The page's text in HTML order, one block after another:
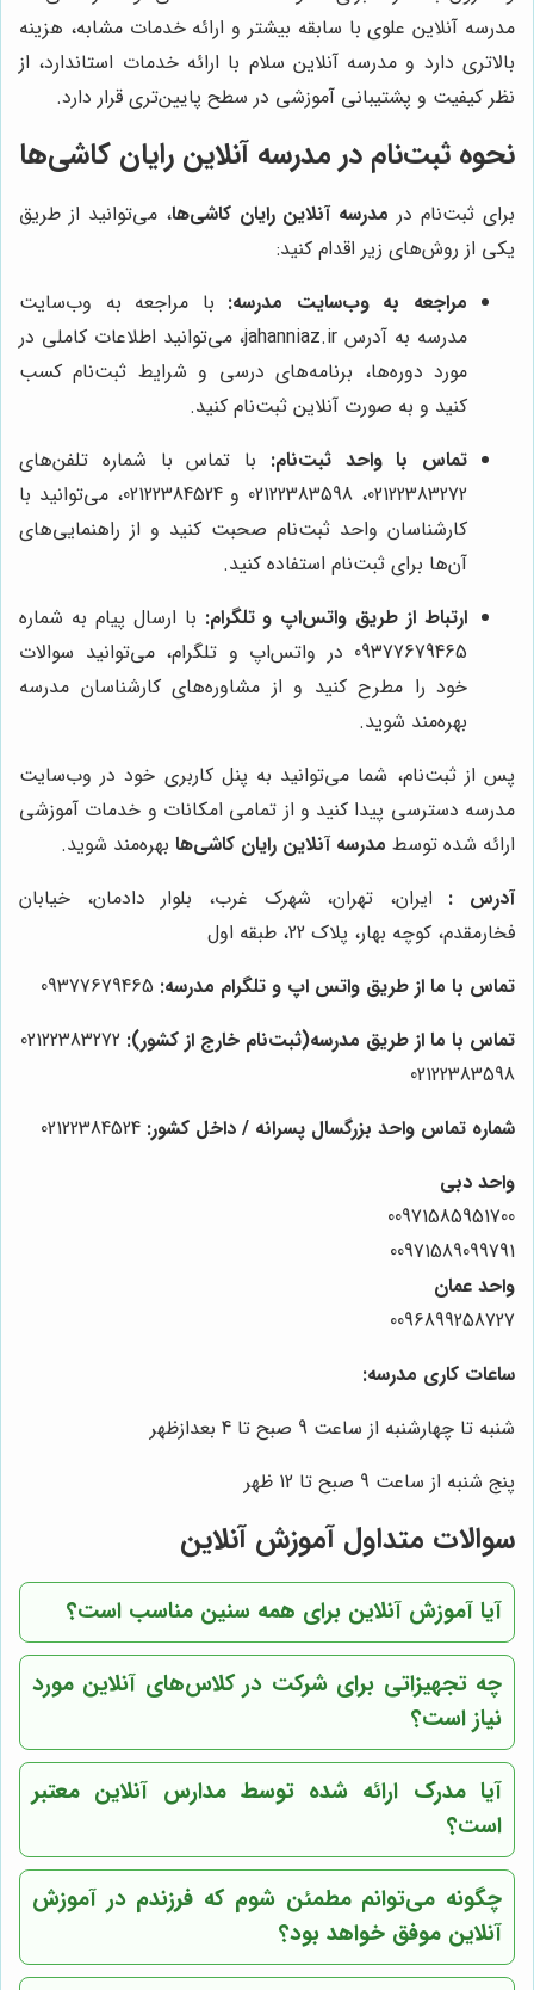
مدرسه آنلاین علوی با سابقه بیشتر و ارائه خدمات مشابه، هزینه
بالاتری دارد و مدرسه آنلاین سلام با ارائه خدمات استاندارد، از
نظر کیفیت و پشتیبانی آموزشی در سطح پایین‌تری قرار دارد.
نحوه ثبت‌نام در مدرسه آنلاین رایان کاشی‌ها
برای ثبت‌نام در مدرسه آنلاین رایان کاشی‌ها، می‌توانید از طریق
یکی از روش‌های زیر اقدام کنید:
مراجعه به وب‌سایت مدرسه: با مراجعه به وب‌سایت
مدرسه به آدرس jahanniaz.ir، می‌توانید اطلاعات کاملی در
مورد دوره‌ها، برنامه‌های درسی و شرایط ثبت‌نام کسب
کنید و به صورت آنلاین ثبت‌نام کنید.
تماس با واحد ثبت‌نام: با تماس با شماره تلفن‌های
02122383272، 02122383598 و 02122384524، می‌توانید با
کارشناسان واحد ثبت‌نام صحبت کنید و از راهنمایی‌های
آن‌ها برای ثبت‌نام استفاده کنید.
ارتباط از طریق واتس‌اپ و تلگرام: با ارسال پیام به شماره
09377679465 در واتس‌اپ و تلگرام، می‌توانید سوالات
خود را مطرح کنید و از مشاوره‌های کارشناسان مدرسه
بهره‌مند شوید.
پس از ثبت‌نام، شما می‌توانید به پنل کاربری خود در وب‌سایت
مدرسه دسترسی پیدا کنید و از تمامی امکانات و خدمات آموزشی
ارائه شده توسط مدرسه آنلاین رایان کاشی‌ها بهره‌مند شوید.
آدرس : ایران، تهران، شهرک غرب، بلوار دادمان، خیابان
فخارمقدم، کوچه بهار، پلاک 22، طبقه اول
تماس با ما از طریق واتس اپ و تلگرام مدرسه:
تماس با ما از طریق مدرسه(ثبت‌نام خارج از کشور):
02122383598
شماره تماس واحد بزرگسال پسرانه / داخل کشور:
واحد دبی
00971585951700
00971589099791
واحد عمان
0096899258727
ساعات کاری مدرسه:
شنبه تا چهارشنبه از ساعت 9 صبح تا 4 بعدازظهر
پنج شنبه از ساعت 9 صبح تا 12 ظهر
سوالات متداول آموزش آنلاین
آیا آموزش آنلاین برای همه سنین مناسب است؟
چه تجهیزاتی برای شرکت در کلاس‌های آنلاین مورد
نیاز است؟
آیا مدرک ارائه شده توسط مدارس آنلاین معتبر
است؟
چگونه می‌توانم مطمئن شوم که فرزندم در آموزش
آنلاین موفق خواهد بود؟